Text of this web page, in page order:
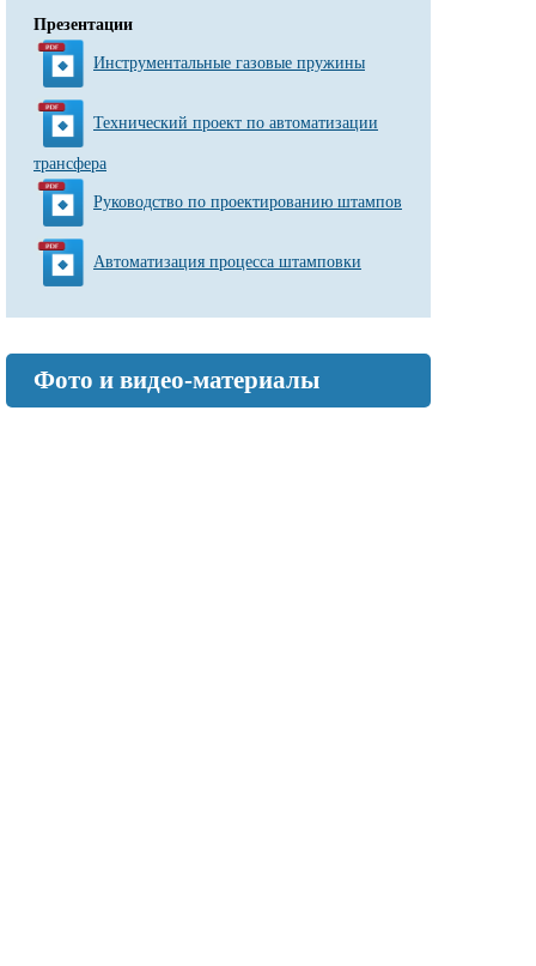
Презентации
Инструментальные газовые пружины
Технический проект по автоматизации
трансфера
Руководство по проектированию штампов
Автоматизация процесса штамповки
Фото и видео-материалы